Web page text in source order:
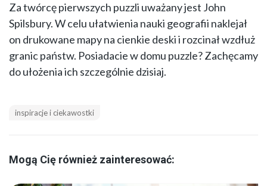
Za twórcę pierwszych puzzli uważany jest John
Spilsbury. W celu ułatwienia nauki geografii naklejał
on drukowane mapy na cienkie deski i rozcinał wzdłuż
granic państw. Posiadacie w domu puzzle? Zachęcamy
do ułożenia ich szczególnie dzisiaj.
inspiracje i ciekawostki
Mogą Cię również zainteresować: